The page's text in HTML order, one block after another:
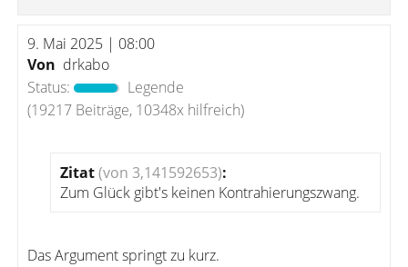
9. Mai 2025 | 08:00
Von drkabo
Status:
Legende
(19217 Beiträge, 10348x hilfreich)
Zitat(von 3,141592653):
Zum Glück gibt's keinen Kontrahierungszwang.
Das Argument springt zu kurz.